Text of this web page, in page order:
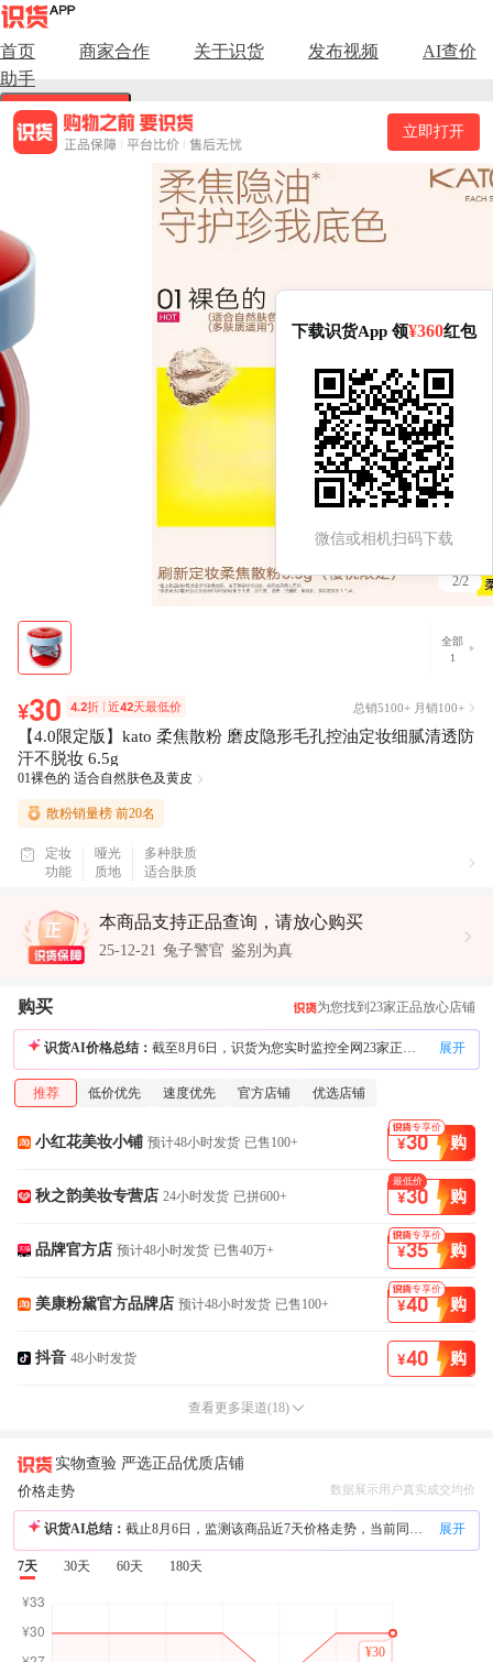
商品基础信息
商品名称：【4.0限定版】kato 柔焦散粉 磨皮隐形毛孔控油定妆
细腻清透防汗不脱妆 6.5g。品牌：kato。所属分类：美妆。
可选配色：01裸色的 适合自然肤色及黄皮。可选尺码：颜色。
价格信息
全网价格区间：30.00元 - 55.00元（各渠道价格：当前商品在淘
宝渠道有最低价，售价为30.00元。其他渠道：天猫渠道售价
39.00元，京东渠道售价55.00元）
功能与使用特性
在功能配置方面，功能为定妆、控油、修饰肤色、柔焦、不脱
妆，质地为哑光，适合肤质为多种肤质。
这个水散粉真的是我的人生散粉了！、4.0限定版kato柔焦散粉，
子！！.、黄皮定妆福音✨kato4.0 限定散粉磨皮到像开滤镜！
问：6.5g 能用多久 答：我都快用两年了 还剩四分之一。 问：细
腻不卡粉吗，6.5g 够用吗？ 答：粉质细腻不卡粉，干皮用也服
帖；6.5g 能用仨月，挺耐用。 问：控油久吗，细腻吗？ 答：夏
天能控油四五个小时；粉质超细，不卡粉。 更多问答详情请查
首页 商家合作 关于识货 发布视频
AI查价
助手
下载识货App
立即打开
2/2
全部
1
¥30 4.2折 近42天最低价 总销5100+ 月销100+
【4.0限定版 】 kato 柔焦散粉 磨皮隐形毛孔控油定妆细 腻清透防
汗不脱妆 6.5g
01裸色的 适合自然肤色及黄皮
散粉销量榜 前20名
定妆
功能
哑光
质地
多种肤质
适合肤质
本商品支持正品查询，请放心购买
25-10-16 香肌玉肤美容个护
25-09-09
贾大哥的漂亮店
06-13 小丑鱼美妆护肤 鉴别为真
25-12-21 兔子警官 鉴别为真
鉴别为真
25-09-16 果聊美容个护专营店 鉴别为真
购买 为您找到23家正品放心店铺
识货AI价格总结： 截至8月6日，识货为您实时监控全网23家正品放心店铺，包括淘宝、天猫、京东、拼多多、抖音、得物、唯品会等主流电商。当前同款同规格全网最低价为¥30。官方店铺最低价为¥35；识货安心购店铺最低价为¥30，安心购店铺为识货合作的正品保障店铺且淘宝、京东、拼多多等电商平台认证的三方店铺。 展开
推荐 低价优先 速度优先 官方店铺 优选店铺
小红花美妆小铺 预计48小时发货 已售100+ ¥30 购
专享价
秋之韵美妆专营店 24小时发货 已拼600+ ¥30 购
最低价
品牌官方店 预计48小时发货 已售40万+ ¥35 购
专享价
美康粉黛官方品牌店 预计48小时发货 已售100+ ¥40 购
专享价
抖音 48小时发货 ¥40 购
查看更多渠道(18)
实物查验 严选正品优质店铺
价格走势
数据展示用户真实成交均价
识货AI总结： 截止8月6日，监测该商品近7天价格走势，当前同款同规格到手价为¥30，是过去7天内监测到的最高价 展开
7天 30天 60天 180天
下载识货App 领¥360红包
微信或相机扫码下载